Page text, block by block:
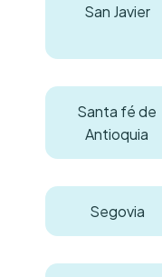
San Javier
Santa fé de
Antioquia
Segovia